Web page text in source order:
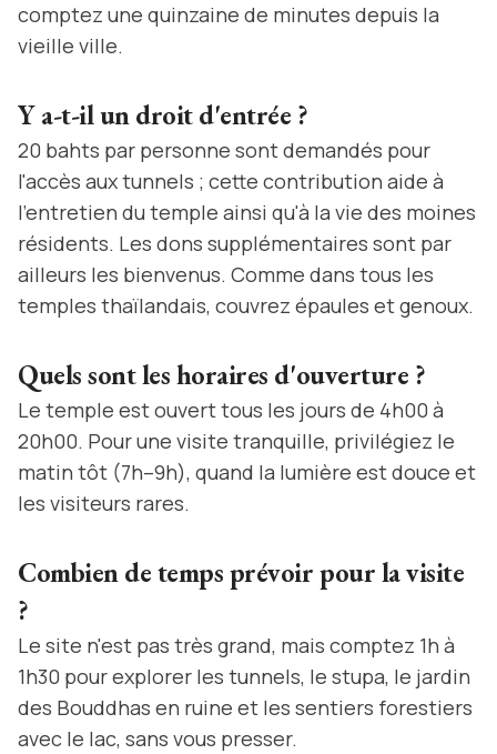
comptez une quinzaine de minutes depuis la
vieille ville.
Y a-t-il un droit d'entrée ?
20 bahts par personne sont demandés pour
l'accès aux tunnels ; cette contribution aide à
l'entretien du temple ainsi qu'à la vie des moines
résidents. Les dons supplémentaires sont par
ailleurs les bienvenus. Comme dans tous les
temples thaïlandais, couvrez épaules et genoux.
Quels sont les horaires d'ouverture ?
Le temple est ouvert tous les jours de 4h00 à
20h00. Pour une visite tranquille, privilégiez le
matin tôt (7h–9h), quand la lumière est douce et
les visiteurs rares.
Combien de temps prévoir pour la visite
?
Le site n'est pas très grand, mais comptez 1h à
1h30 pour explorer les tunnels, le stupa, le jardin
des Bouddhas en ruine et les sentiers forestiers
avec le lac, sans vous presser.